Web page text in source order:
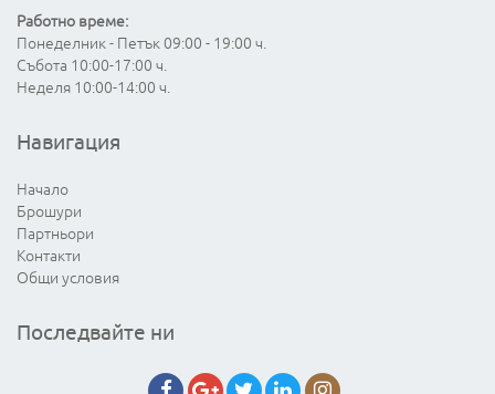
Работно време:
Понеделник - Петък 09:00 - 19:00 ч.
Събота 10:00-17:00 ч.
Неделя 10:00-14:00 ч.
Навигация
Начало
Брошури
Партньори
Контакти
Общи условия
Последвайте ни